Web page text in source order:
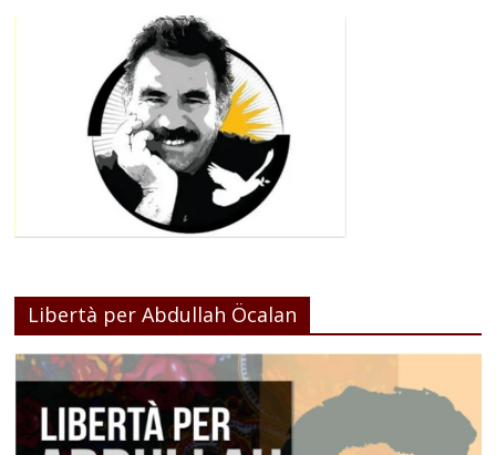
Libertà per Abdullah Öcalan